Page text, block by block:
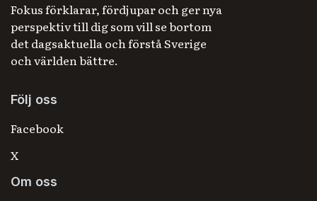
Fokus förklarar, fördjupar och ger nya
perspektiv till dig som vill se bortom
det dagsaktuella och förstå Sverige
och världen bättre.
Följ oss
Facebook
X
Om oss